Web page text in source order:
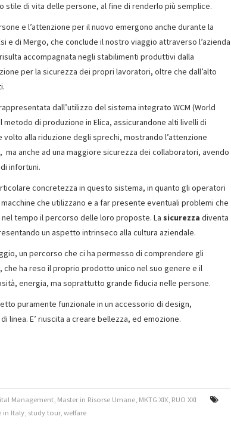
stile di vita delle persone, al fine di renderlo più semplice.
e l’attenzione per il nuovo emergono anche durante la
e di Mergo, che conclude il nostro viaggio attraverso l’azienda
accompagnata negli stabilimenti produttivi dalla
per la sicurezza dei propri lavoratori, oltre che dall’alto
dall’utilizzo del sistema integrato WCM (World
metodo di produzione in Elica, assicurandone alti livelli di
alla riduzione degli sprechi, mostrando l’attenzione
anche ad una maggiore sicurezza dei collaboratori, avendo
infortuni.
concretezza in questo sistema, in quanto gli operatori
che utilizzano e a far presente eventuali problemi che
tempo il percorso delle loro proposte. La sicurezza diventa
un aspetto intrinseco alla cultura aziendale.
un percorso che ci ha permesso di comprendere gli
che ha reso il proprio prodotto unico nel suo genere e il
energia, ma soprattutto grande fiducia nelle persone.
puramente funzionale in un accessorio di design,
linea. E’ riuscita a creare bellezza, ed emozione.
Management, Master in Risorse Umane, MKTG XIX, RUO XXI
in Italy, study tour, welfare